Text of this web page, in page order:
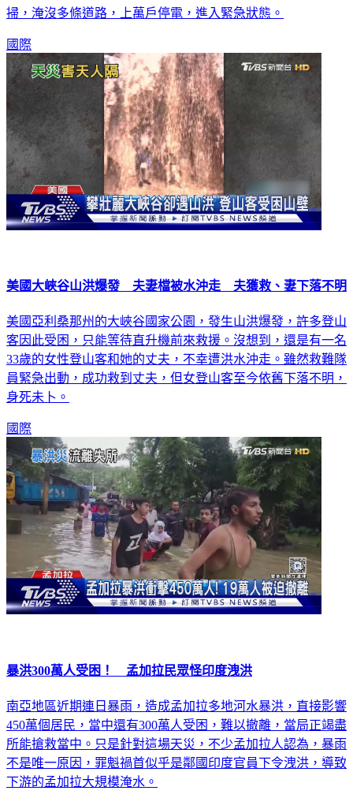
掃，淹沒多條道路，上萬戶停電，進入緊急狀態。
國際
美國大峽谷山洪爆發 夫妻檔被水沖走 夫獲救、妻下落不明
美國亞利桑那州的大峽谷國家公園，發生山洪爆發，許多登山
客因此受困，只能等待直升機前來救援。沒想到，還是有一名
33歲的女性登山客和她的丈夫，不幸遭洪水沖走。雖然救難隊
員緊急出動，成功救到丈夫，但女登山客至今依舊下落不明，
身死未卜。
國際
暴洪300萬人受困！ 孟加拉民眾怪印度洩洪
南亞地區近期連日暴雨，造成孟加拉多地河水暴洪，直接影響
450萬個居民，當中還有300萬人受困，難以撤離，當局正竭盡
所能搶救當中。只是針對這場天災，不少孟加拉人認為，暴雨
不是唯一原因，罪魁禍首似乎是鄰國印度官員下令洩洪，導致
下游的孟加拉大規模淹水。